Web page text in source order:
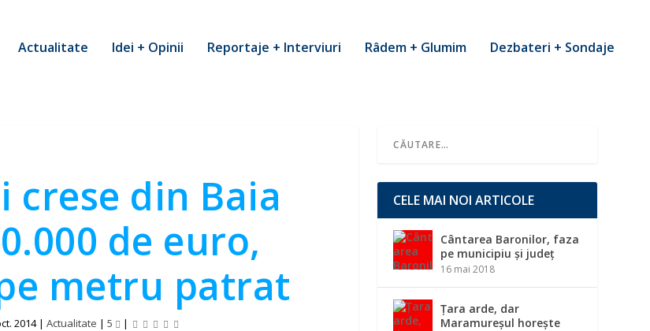
Actualitate Idei + Opinii Reportaje + Interviuri Râdem + Glumim Dezbateri + Sondaje
crese din Baia
de euro,
metru patrat
2014|Actualitate |5 |
CELE MAI NOI ARTICOLE
Cântarea Baronilor, faza
pe municipiu și județ
16 mai 2018
Țara arde, dar
Maramureșul horește